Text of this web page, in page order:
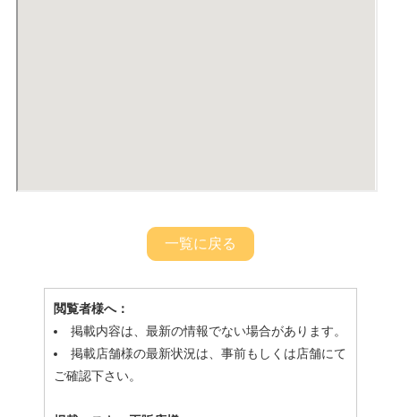
一覧に戻る
閲覧者様へ：
掲載内容は、最新の情報でない場合があります。
掲載店舗様の最新状況は、事前もしくは店舗にて
ご確認下さい。